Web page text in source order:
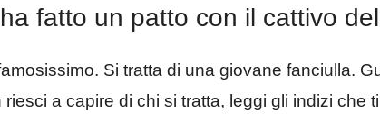
fatto un patto con il cattivo
Si tratta di una giovane fanciulla.
a capire di chi si tratta, leggi gli indizi che ti